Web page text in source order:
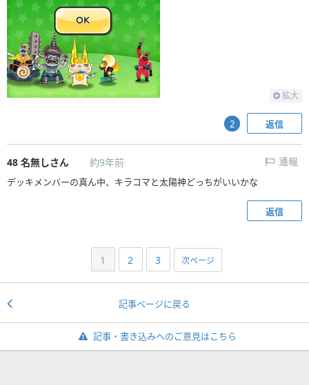
拡大
返信
2
48 名無しさん 約9年前 通報
デッキメンバーの真ん中、キラコマと太陽神どっちがいいかな
返信
1 2 3 次ページ
記事ページに戻る
記事・書き込みへのご意見はこちら